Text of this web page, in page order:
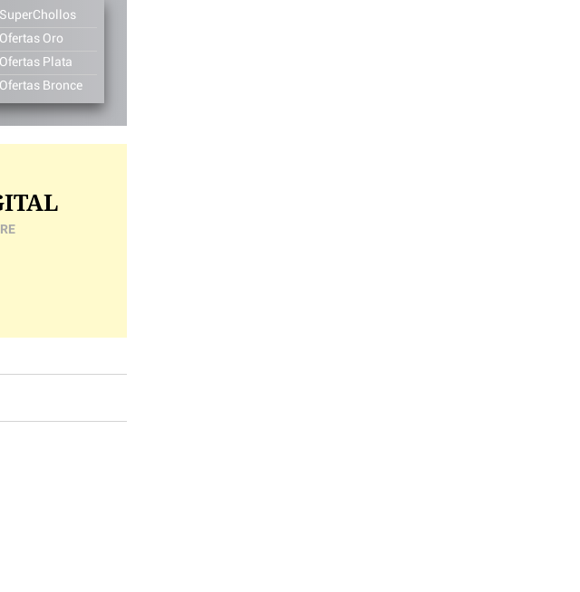
SuperChollos
Ofertas Oro
Ofertas Plata
Ofertas Bronce